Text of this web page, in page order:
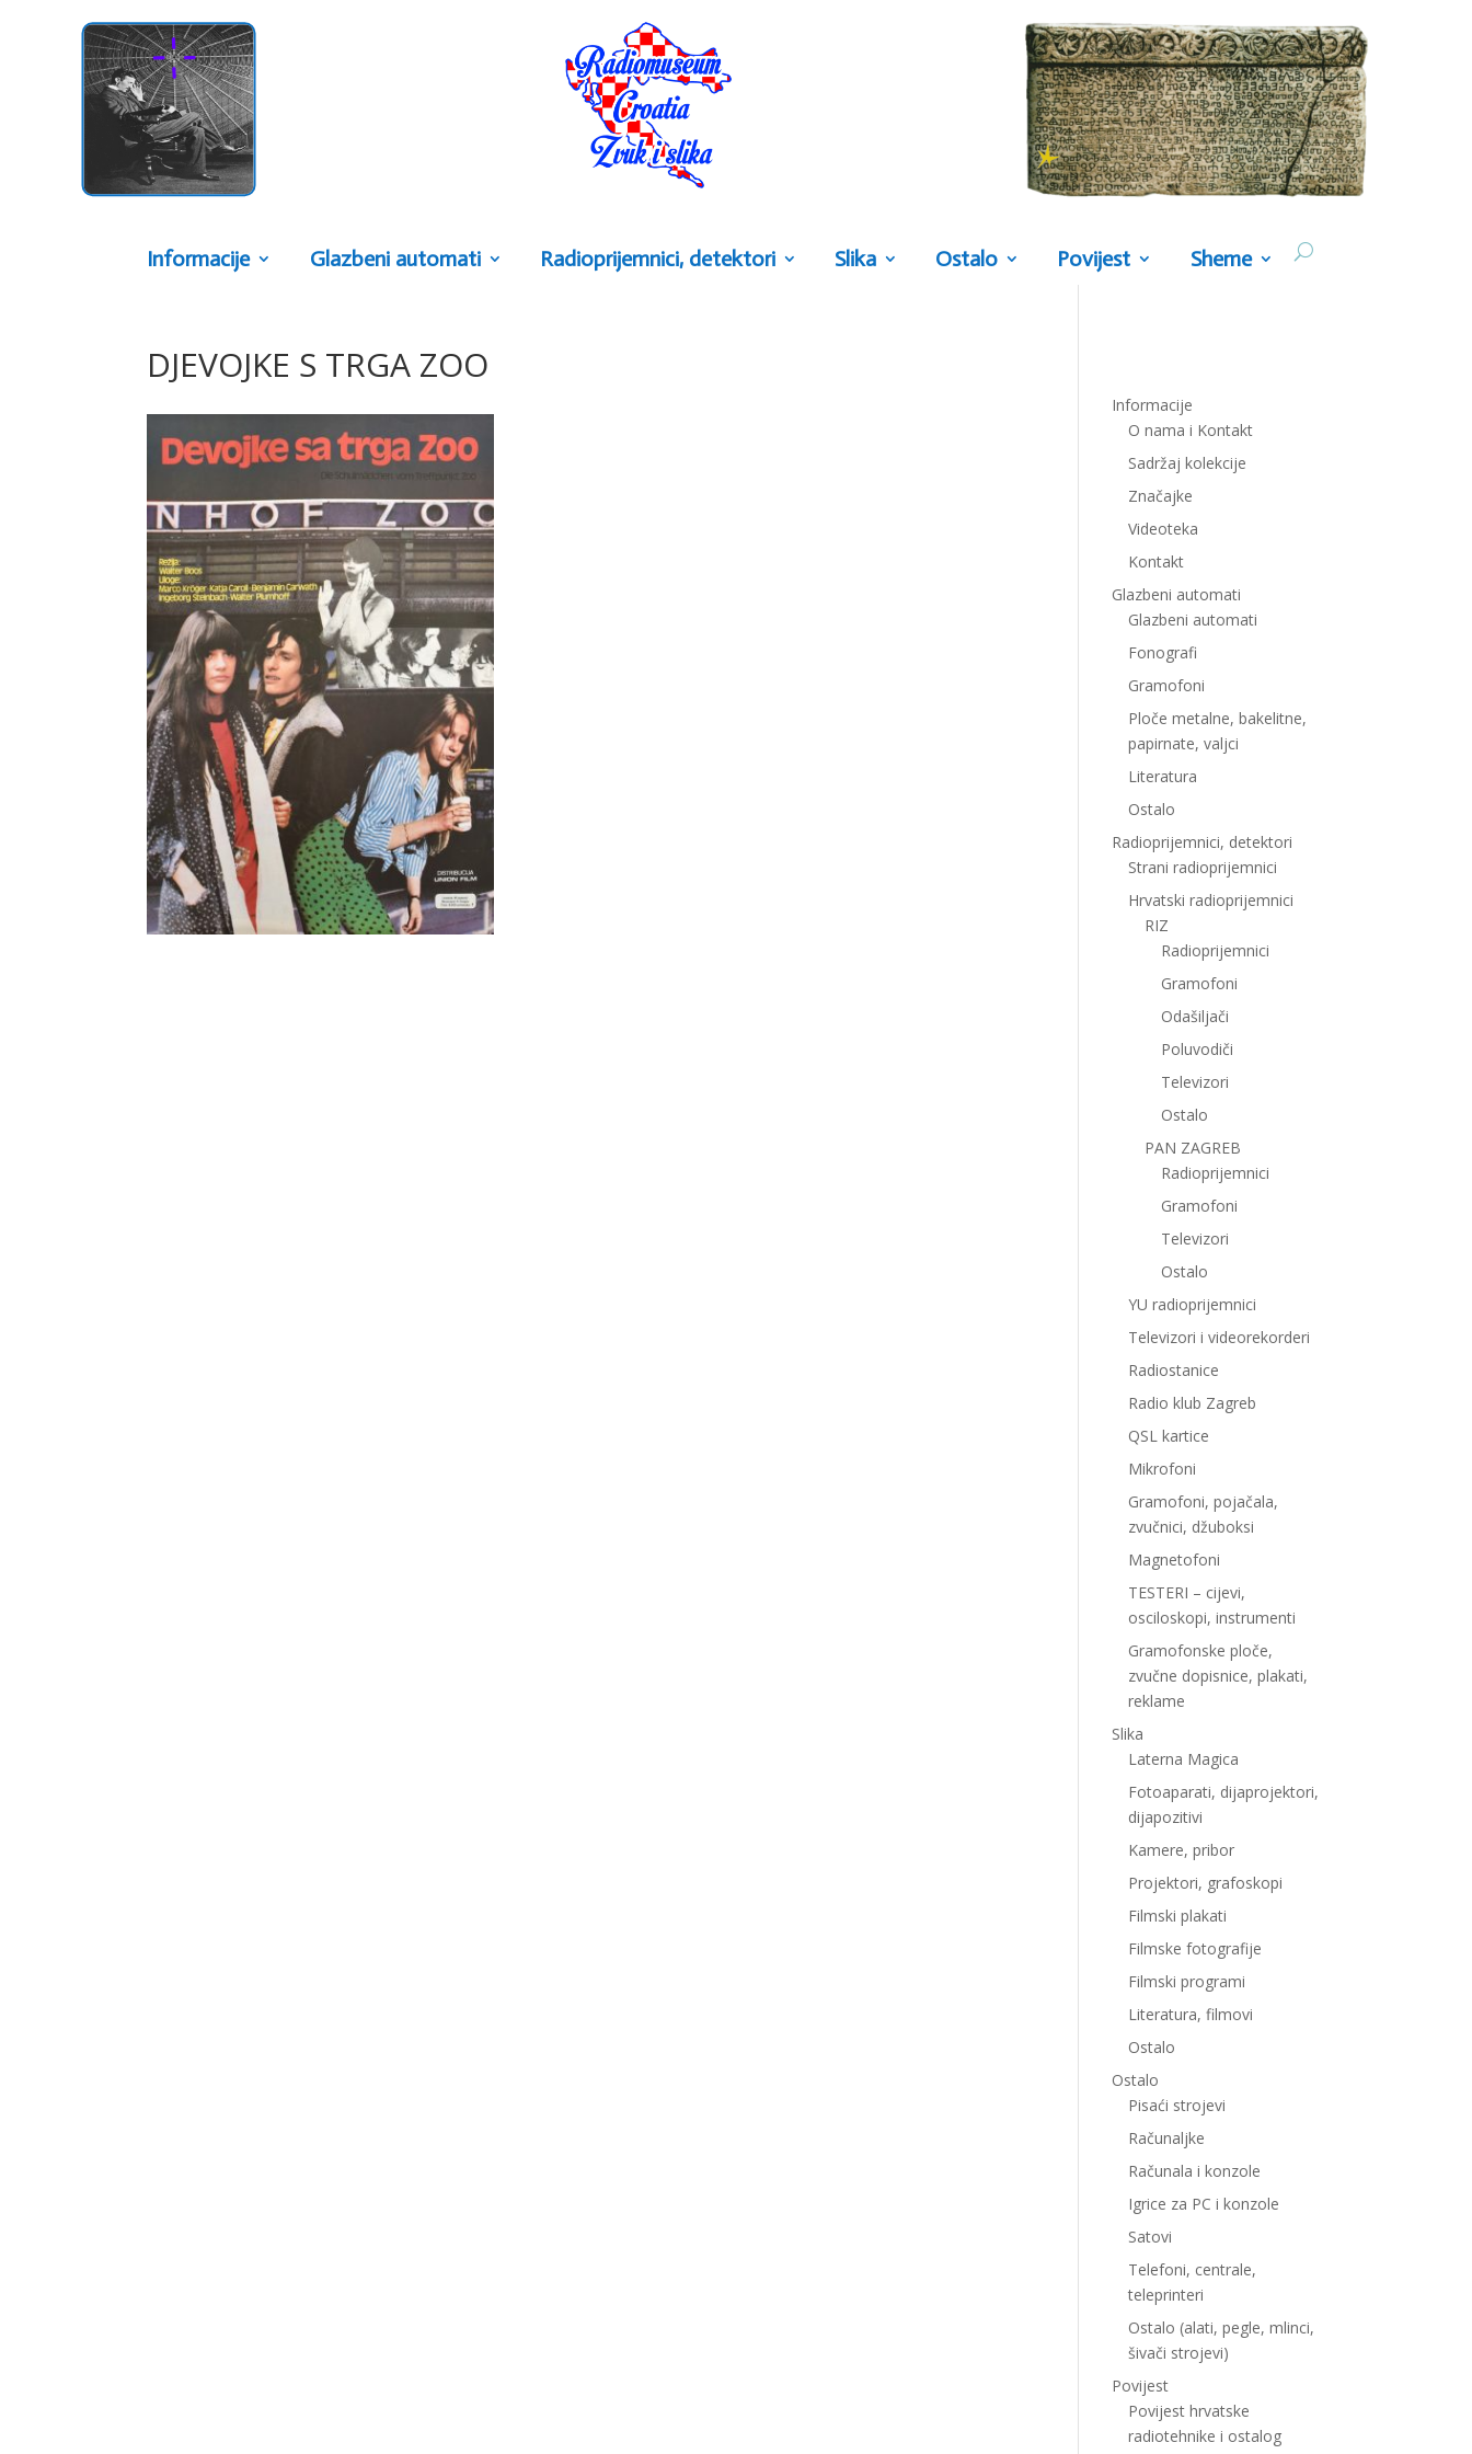
Informacije Glazbeni automati Radioprijemnici, detektori Slika Ostalo Povijest Sheme
DJEVOJKE S TRGA ZOO
Informacije
O nama i Kontakt
Sadržaj kolekcije
Značajke
Videoteka
Kontakt
Glazbeni automati
Glazbeni automati
Fonografi
Gramofoni
Ploče metalne, bakelitne,
papirnate, valjci
Literatura
Ostalo
Radioprijemnici, detektori
Strani radioprijemnici
Hrvatski radioprijemnici
RIZ
Radioprijemnici
Gramofoni
Odašiljači
Poluvodiči
Televizori
Ostalo
PAN ZAGREB
Radioprijemnici
Gramofoni
Televizori
Ostalo
YU radioprijemnici
Televizori i videorekorderi
Radiostanice
Radio klub Zagreb
QSL kartice
Mikrofoni
Gramofoni, pojačala,
zvučnici, džuboksi
Magnetofoni
TESTERI – cijevi,
osciloskopi, instrumenti
Gramofonske ploče,
zvučne dopisnice, plakati,
reklame
Slika
Laterna Magica
Fotoaparati, dijaprojektori,
dijapozitivi
Kamere, pribor
Projektori, grafoskopi
Filmski plakati
Filmske fotografije
Filmski programi
Literatura, filmovi
Ostalo
Ostalo
Pisaći strojevi
Računaljke
Računala i konzole
Igrice za PC i konzole
Satovi
Telefoni, centrale,
teleprinteri
Ostalo (alati, pegle, mlinci,
šivači strojevi)
Povijest
Povijest hrvatske
radiotehnike i ostalog